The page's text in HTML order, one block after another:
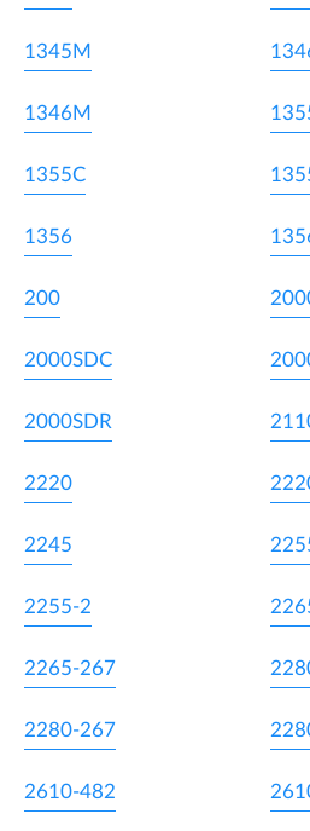
1345M
1346M
1355C
1356
200
2000SDC
2000SDR
2220
2245
2255-2
2265-267
2280-267
2610-482